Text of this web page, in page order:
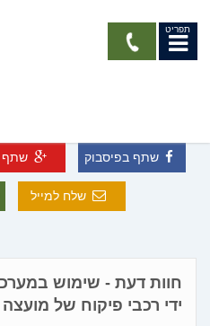
תפריט
חוות דעת
שתף בפיסבוק שתף
שלח למייל
חוות דעת - שימוש
ידי רכבי פיקוח של מועצה